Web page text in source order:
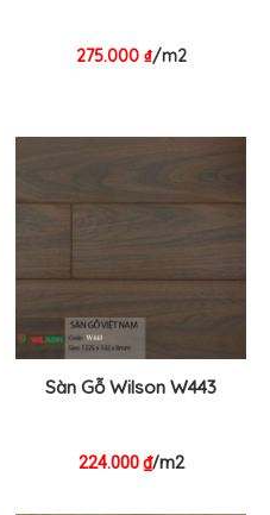
275.000 ₫/m2
Sàn Gỗ Wilson W443
224.000₫/m2